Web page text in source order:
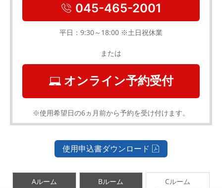
045-465-2001
平日：9:30～18:00 ※土日祝休業
または
オンライン予約受付
※使用希望日の6ヵ月前から予約を受け付けます。
使用申込書ダウンロード
Aルーム Bルーム Cルーム